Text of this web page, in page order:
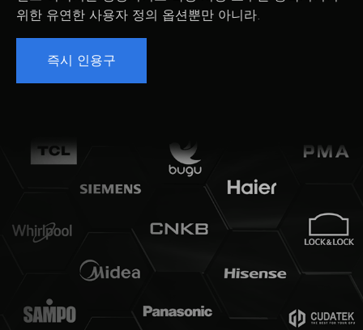
위한 유연한 사용자 정의 옵션뿐만 아니라.
즉시 인용구